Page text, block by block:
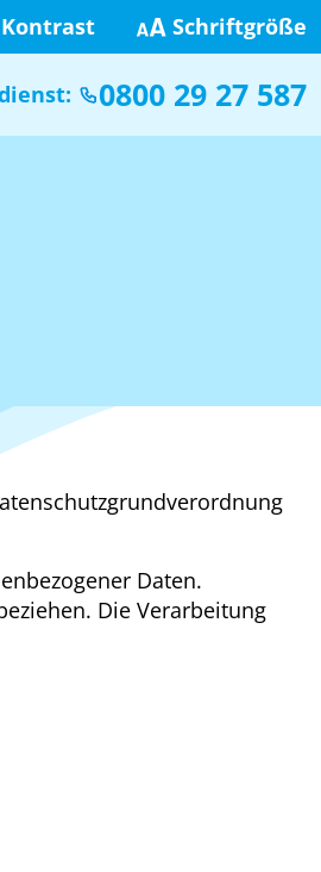
Kontrast Schriftgröße
0800 29 27 587
Daten.
Die Verarbeitung